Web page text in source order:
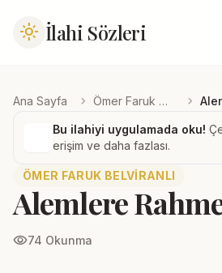
light_mode İlahi Sözleri
Ana Sayfa chevron_right Ömer Faruk Belviranlı chevron_right
Bu ilahiyi uygulamada oku!
erişim ve daha fazlası.
ÖMER FARUK BELVIRANLI
Alemlere
visibility74 Okunma